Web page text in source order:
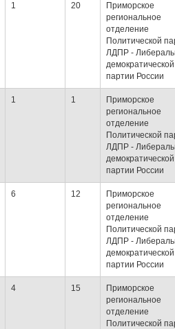
1 20
Приморское
региональное
отделение
Политической
ЛДПР -
демократической
партии России
1 1
Приморское
региональное
отделение
Политической
ЛДПР -
демократической
партии России
6 12
Приморское
региональное
отделение
Политической
ЛДПР -
демократической
партии России
4 15
Приморское
региональное
отделение
Политической